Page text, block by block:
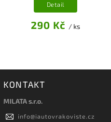
290 Kč / ks
Detail
KONTAKT
MILATA s.r.o.
info@iautovrakoviste.cz